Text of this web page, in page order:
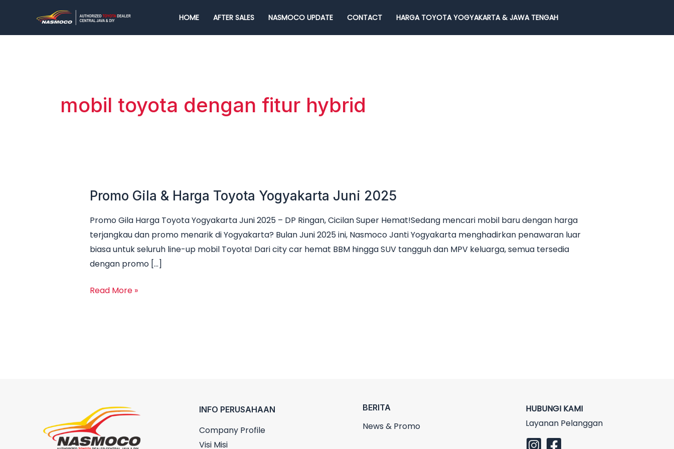
konten
HOME AFTER SALES NASMOCO UPDATE CONTACT HARGA TOYOTA YOGYAKARTA & JAWA TENGAH
mobil toyota dengan fitur hybrid
Promo Gila & Harga Toyota Yogyakarta Juni 2025
Promo Gila Harga Toyota Yogyakarta Juni 2025 – DP Ringan, Cicilan Super Hemat!Sedang mencari mobil baru dengan harga
terjangkau dan promo menarik di Yogyakarta? Bulan Juni 2025 ini, Nasmoco Janti Yogyakarta menghadirkan penawaran luar
biasa untuk seluruh line-up mobil Toyota! Dari city car hemat BBM hingga SUV tangguh dan MPV keluarga, semua tersedia
dengan promo […]
Promo
&
Harga
Toyota
Yogyakarta
2025
Read More »
INFO PERUSAHAAN
Company Profile
Visi Misi
BERITA
News & Promo
HUBUNGI KAMI
Layanan Pelanggan